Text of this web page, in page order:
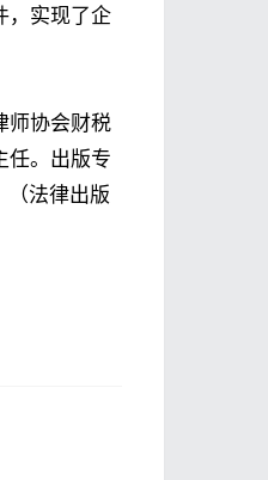
，实现了企
师协会财税
任。出版专
（法律出版